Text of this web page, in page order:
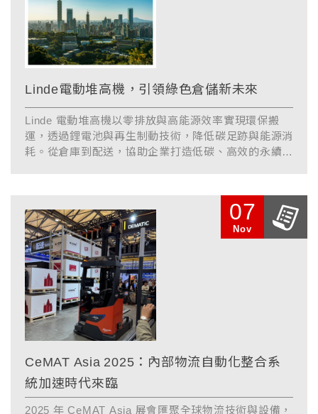
Linde電動堆高機，引領綠色倉儲新未來
Linde 電動堆高機以零排放與高能源效率實現環保搬
運，透過鋰電池與再生制動技術，降低碳足跡與能源消
耗。從倉庫到配送，協助企業打造低碳、高效的永續物
CeMAT Asia 2025：內部物流自動化整合系
統加速時代來臨
2025 年 CeMAT Asia 展會匯聚全球物流技術與設備，
07
Nov